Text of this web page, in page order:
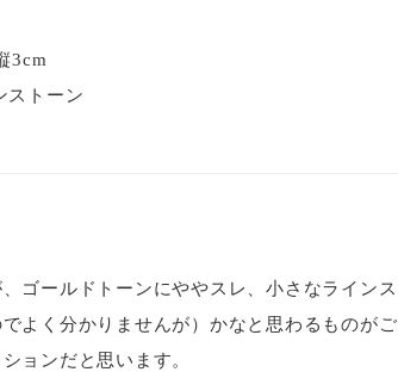
3cm
ストーン
ゴールドトーンにややスレ、小さなライン
よく分かりませんが）かなと思わるものがご
ョンだと思います。